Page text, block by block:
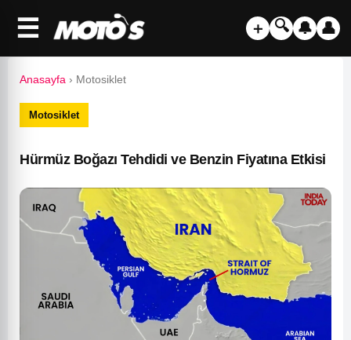
☰ ＋ 🔍 🔔 👤
Anasayfa › Motosiklet
Motosiklet
Hürmüz Boğazı Tehdidi ve Benzin Fiyatına Etkisi